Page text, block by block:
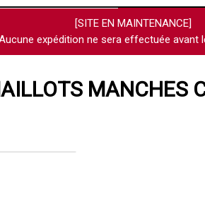
[SITE EN MAINTENANCE]
expédition ne sera effectuée avant
MANCHES